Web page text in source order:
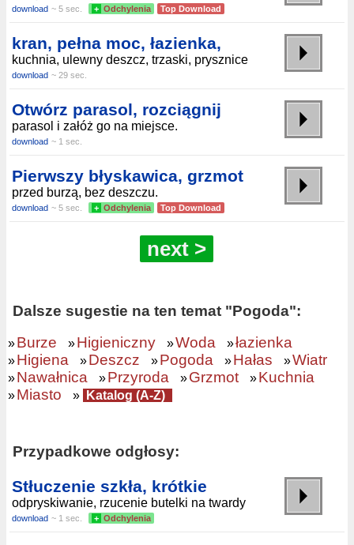
download ~ 5 sec. + Odchylenia Top Download
kran, pełna moc, łazienka,
kuchnia, ulewny deszcz, trzaski, prysznice
download ~ 29 sec.
Otwórz parasol, rozciągnij
parasol i załóż go na miejsce.
download ~ 1 sec.
Pierwszy błyskawica, grzmot
przed burzą, bez deszczu.
download ~ 5 sec. + Odchylenia Top Download
next >
Dalsze sugestie na ten temat "Pogoda":
»Burze »Higieniczny »Woda »łazienka
»Higiena »Deszcz »Pogoda »Hałas »Wiatr
»Nawałnica »Przyroda »Grzmot »Kuchnia
»Miasto » Katalog (A-Z)
Przypadkowe odgłosy:
Stłuczenie szkła, krótkie
odpryskiwanie, rzucenie butelki na twardy
download ~ 1 sec. + Odchylenia